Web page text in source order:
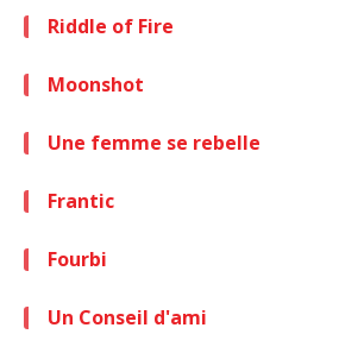
Riddle of Fire
Moonshot
Une femme se rebelle
Frantic
Fourbi
Un Conseil d'ami